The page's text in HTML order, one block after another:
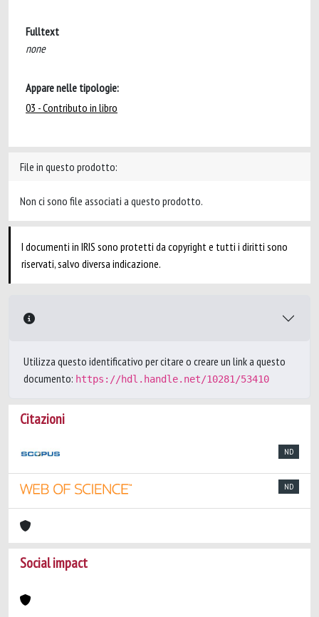
Fulltext
none
Appare nelle tipologie:
03 - Contributo in libro
File in questo prodotto:
Non ci sono file associati a questo prodotto.
I documenti in IRIS sono protetti da copyright e tutti i diritti sono
riservati, salvo diversa indicazione.
Utilizza questo identificativo per citare o creare un link a questo
documento: https://hdl.handle.net/10281/53410
Citazioni
ND
ND
Social impact